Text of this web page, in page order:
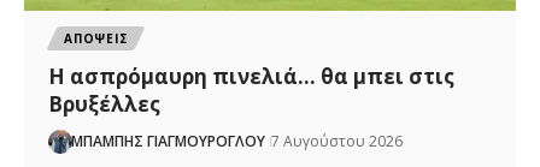
ΑΠΟΨΕΙΣ
Η ασπρόμαυρη πινελιά… θα μπει στις
Βρυξέλλες
ΜΠΑΜΠΗΣ ΓΙΑΓΜΟΥΡΟΓΛΟΥ 7 Αυγούστου 2026